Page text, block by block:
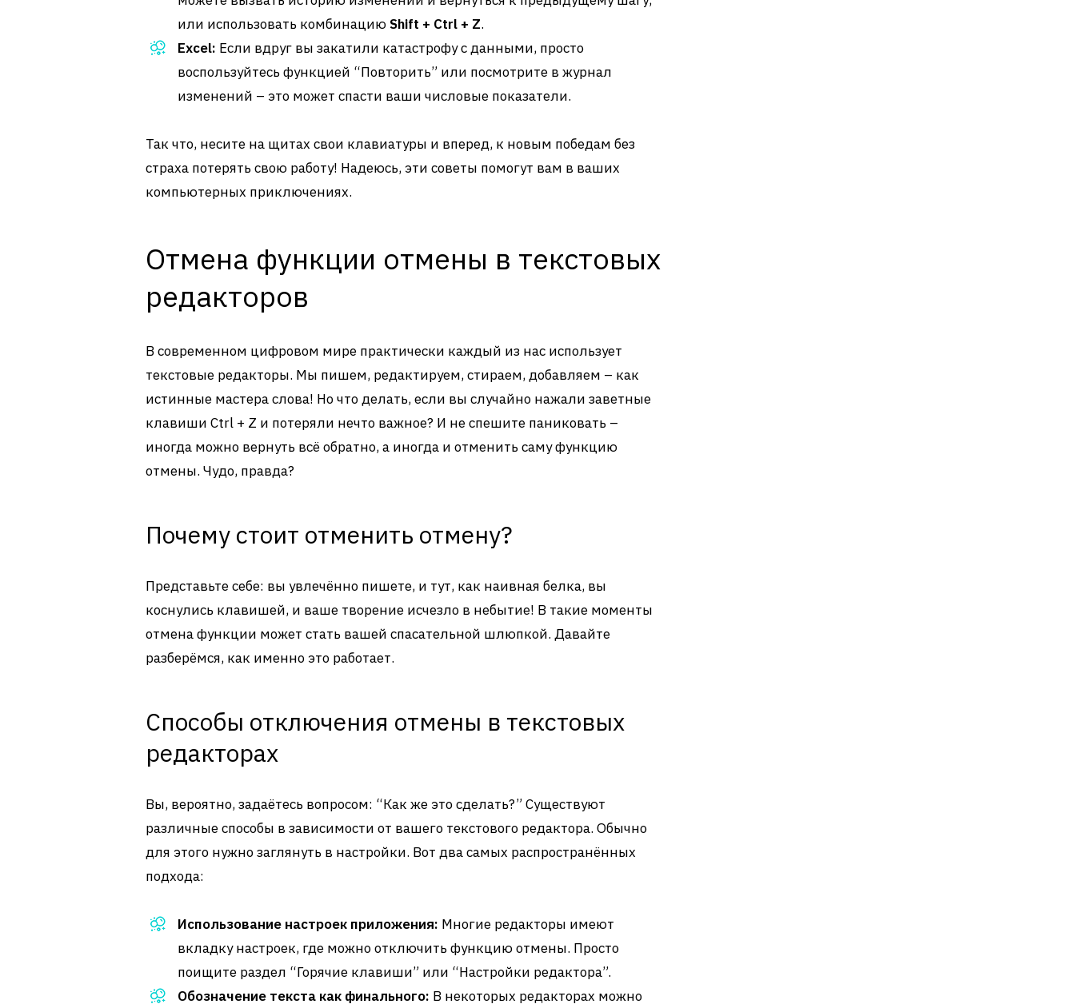
или использовать комбинациюShift + Ctrl + Z.
Excel: Если вдруг вы закатили катастрофу с данными, просто
воспользуйтесь функцией “Повторить” или посмотрите в журнал
изменений – это может спасти ваши числовые показатели.
Так что, несите на щитах свои клавиатуры и вперед, к новым победам без
страха потерять свою работу! Надеюсь, эти советы помогут вам в ваших
компьютерных приключениях.
Отмена функции отмены в текстовых
редакторов
В современном цифровом мире практически каждый из нас использует
текстовые редакторы. Мы пишем, редактируем, стираем, добавляем – как
истинные мастера слова! Но что делать, если вы случайно нажали заветные
клавиши Ctrl + Z и потеряли нечто важное? И не спешите паниковать –
иногда можно вернуть всё обратно, а иногда и отменить саму функцию
отмены. Чудо, правда?
Почему стоит отменить отмену?
Представьте себе: вы увлечённо пишете, и тут, как наивная белка, вы
коснулись клавишей, и ваше творение исчезло в небытие! В такие моменты
отмена функции может стать вашей спасательной шлюпкой. Давайте
разберёмся, как именно это работает.
Способы отключения отмены в текстовых
редакторах
Вы, вероятно, задаётесь вопросом: “Как же это сделать?” Существуют
различные способы в зависимости от вашего текстового редактора. Обычно
для этого нужно заглянуть в настройки. Вот два самых распространённых
подхода:
Использование настроек приложения: Многие редакторы имеют
вкладку настроек, где можно отключить функцию отмены. Просто
поищите раздел “Горячие клавиши” или “Настройки редактора”.
Обозначение текста как финального: В некоторых редакторах можно